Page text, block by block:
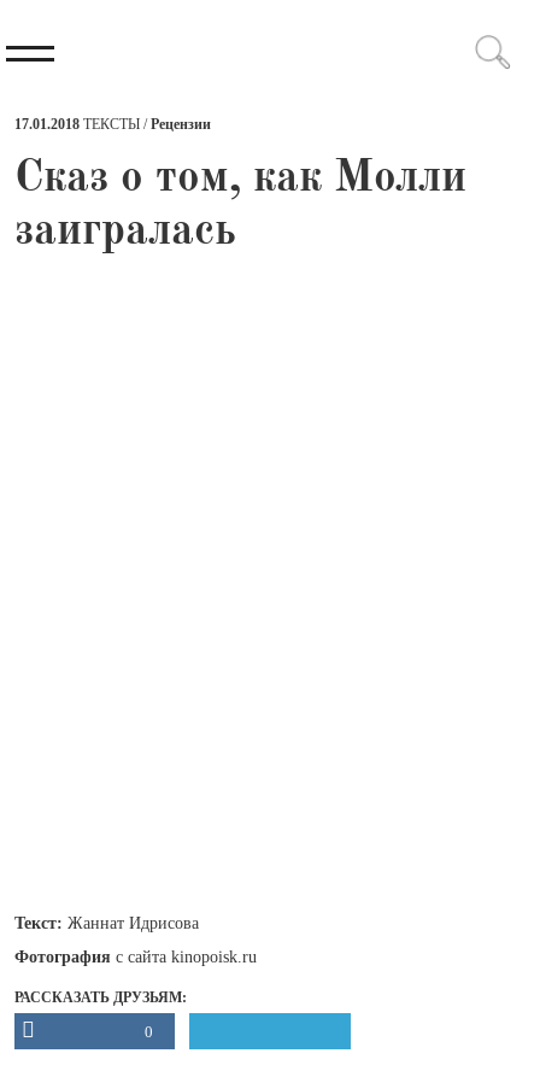
17.01.2018 ТЕКСТЫ /Рецензии
​Сказ о том, как Молли
заигралась
Текст: Жаннат Идрисова
Фотография с сайта kinopoisk.ru
РАССКАЗАТЬ ДРУЗЬЯМ:
0